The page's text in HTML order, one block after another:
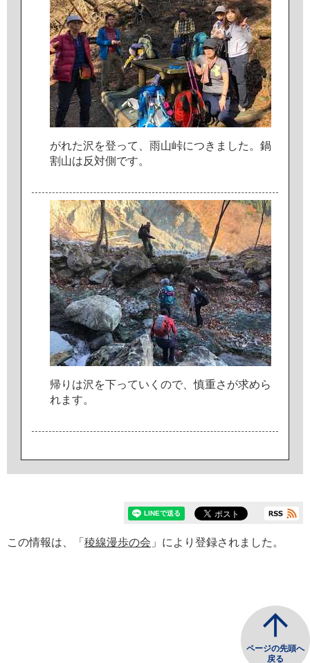
がれた沢 を登って 雨山峠につき ま した 。 鍋
割 山は反 対側 です。
帰 り は沢 を下ってい く ので 、慎重さ が求めら
れま す。
この情報は、「 稜線漫歩の会 」により登録されました。
ページの先頭へ
戻る